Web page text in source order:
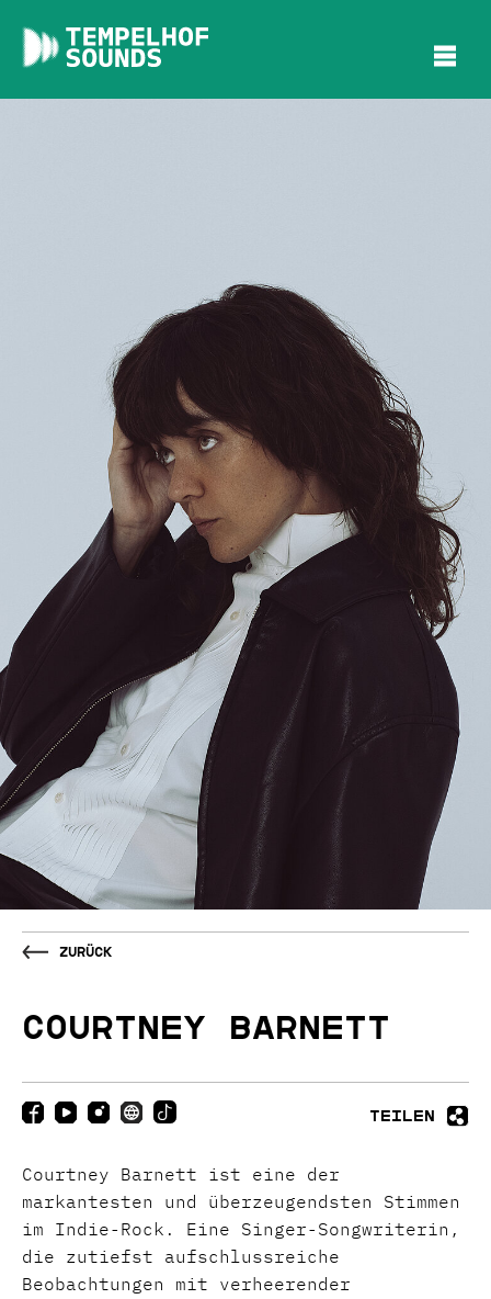
Zurück
COURTNEY BARNETT
Teilen
Courtney Barnett ist eine der
markantesten und überzeugendsten Stimmen
im Indie-Rock. Eine Singer-Songwriterin,
die zutiefst aufschlussreiche
Beobachtungen mit verheerender